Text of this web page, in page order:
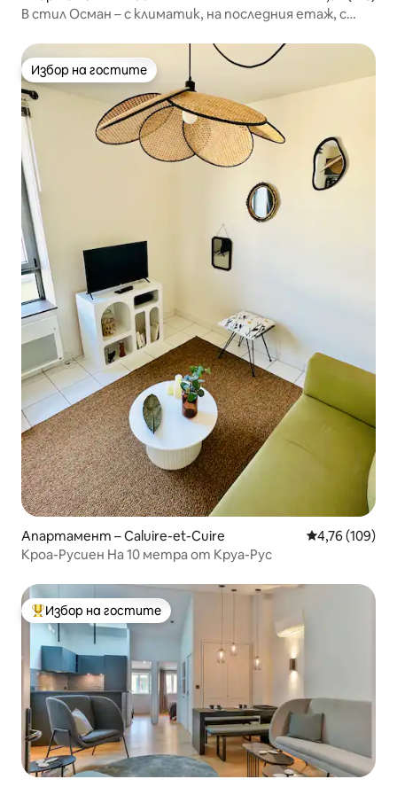
В стил Осман – с климатик, на последния етаж, с
Избор на гостите
Избор на гостите
Апартамент – Caluire-et-Cuire Средна
4,76 (109)
Кроа-Русиен На 10 метра от Круа-Рус
Най-популярен избор на гостите
Избор на гостите